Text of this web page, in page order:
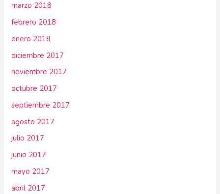
marzo 2018
febrero 2018
enero 2018
diciembre 2017
noviembre 2017
octubre 2017
septiembre 2017
agosto 2017
julio 2017
junio 2017
mayo 2017
abril 2017